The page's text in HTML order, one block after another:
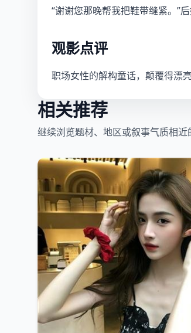
“谢谢您那晚帮我把鞋带缝紧。”
观影点评
职场女性的解构童话，颠覆得漂
相关推荐
继续浏览题材、地区或叙事气质相近